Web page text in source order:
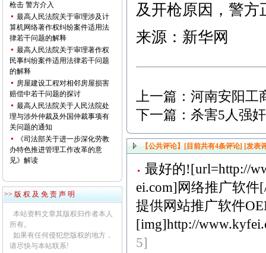
枪击 警方介入
最高人民法院关于审理涉及计
算机网络著作权纠纷案件适用法
律若干问题的解释
最高人民法院关于审理著作权
民事纠纷案件适用法律若干问题
的解释
房屋建设工程对相邻房屋损害
赔偿中若干问题的探讨
最高人民法院关于人民法院处
理与涉外仲裁及外国仲裁事项有
关问题的通知
《司法部关于进一步深化劳教
办特色推进管理工作改革的意
见》解读
>> 版 权 及 免 责 声 明
本站资料文章其版权归作者本人
所有。
如果有任何侵犯您版权的地方，
请尽快与本站联系!
及开枪原因，警方
来源：新华网
上一篇： 河南安阳工
下一篇： 杀害5人强
【公共评论】[目前共有4条评论] [发表
最好的![url=http://
ei.com]网络推广软件
提供网站推广软件
[img]http://
5]